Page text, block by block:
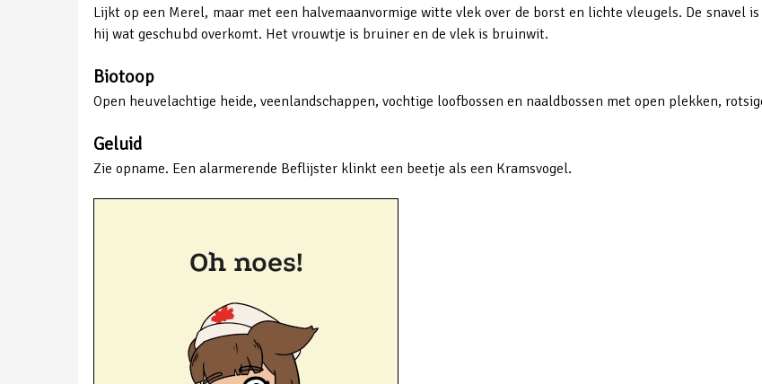
Lijkt op een Merel, maar met een halvemaanvormige witte vlek over de borst en lichte vleugels. De snavel
hij wat geschubd overkomt. Het vrouwtje is bruiner en de vlek is bruinwit.
Biotoop
Open heuvelachtige heide, veenlandschappen, vochtige loofbossen en naaldbossen met open plekken,
Geluid
Zie opname. Een alarmerende Beflijster klinkt een beetje als een Kramsvogel.